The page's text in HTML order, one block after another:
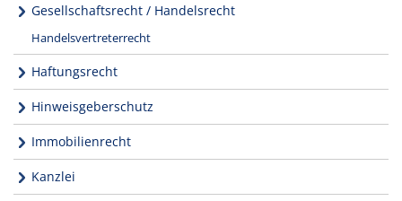
Gesellschaftsrecht / Handelsrecht
Handelsvertreterrecht
Haftungsrecht
Hinweisgeberschutz
Immobilienrecht
Kanzlei